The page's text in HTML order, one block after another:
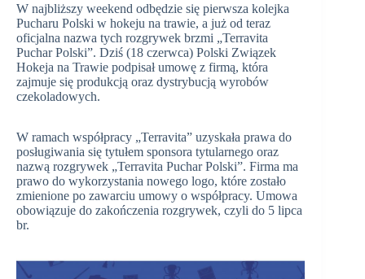
W najbliższy weekend odbędzie się pierwsza kolejka
Pucharu Polski w hokeju na trawie, a już od teraz
oficjalna nazwa tych rozgrywek brzmi „Terravita
Puchar Polski”. Dziś (18 czerwca) Polski Związek
Hokeja na Trawie podpisał umowę z firmą, która
zajmuje się produkcją oraz dystrybucją wyrobów
czekoladowych.
W ramach współpracy „Terravita” uzyskała prawa do
posługiwania się tytułem sponsora tytularnego oraz
nazwą rozgrywek „Terravita Puchar Polski”. Firma ma
prawo do wykorzystania nowego logo, które zostało
zmienione po zawarciu umowy o współpracy. Umowa
obowiązuje do zakończenia rozgrywek, czyli do 5 lipca
br.